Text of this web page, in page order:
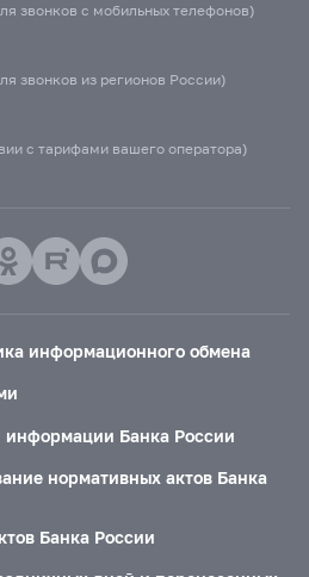
звонков с мобильных телефонов)
звонков из регионов России)
с тарифами вашего оператора)
информационного обмена
информации Банка России
нормативных актов Банка
Банка России